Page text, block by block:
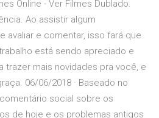
Online - Ver Filmes Dublado.
Ao assistir algum
avaliar e comentar, isso fará que
está sendo apreciado e
trazer mais novidades pra você, e
06/06/2018 · Baseado no
social sobre os
de hoje e os problemas antigos